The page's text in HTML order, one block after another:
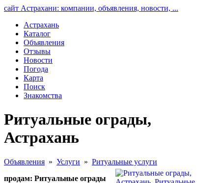
сайт Астрахани: компании, объявления, новости, ...
Астрахань
Каталог
Объявления
Отзывы
Новости
Погода
Карта
Поиск
Знакомства
Ритуальные ограды,
Астрахань
Объявления » Услуги » Ритуальные услуги
продам: Ритуальные ограды